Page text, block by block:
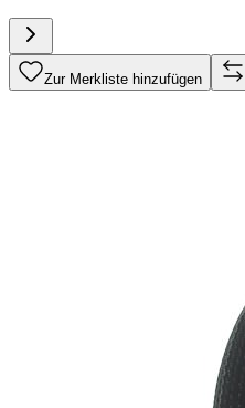
Zur Merkliste hinzufügen